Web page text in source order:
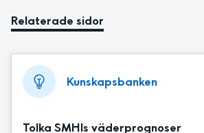
Relaterade sidor
Kunskapsbanken
Tolka SMHIs väderprognoser